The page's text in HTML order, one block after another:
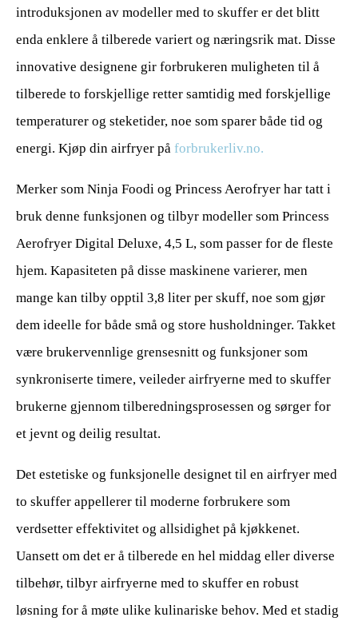
introduksjonen av modeller med to skuffer er det blitt
enda enklere å tilberede variert og næringsrik mat. Disse
innovative designene gir forbrukeren muligheten til å
tilberede to forskjellige retter samtidig med forskjellige
temperaturer og steketider, noe som sparer både tid og
energi. Kjøp din airfryer på forbrukerliv.no.
Merker som Ninja Foodi og Princess Aerofryer har tatt i
bruk denne funksjonen og tilbyr modeller som Princess
Aerofryer Digital Deluxe, 4,5 L, som passer for de fleste
hjem. Kapasiteten på disse maskinene varierer, men
mange kan tilby opptil 3,8 liter per skuff, noe som gjør
dem ideelle for både små og store husholdninger. Takket
være brukervennlige grensesnitt og funksjoner som
synkroniserte timere, veileder airfryerne med to skuffer
brukerne gjennom tilberedningsprosessen og sørger for
et jevnt og deilig resultat.
Det estetiske og funksjonelle designet til en airfryer med
to skuffer appellerer til moderne forbrukere som
verdsetter effektivitet og allsidighet på kjøkkenet.
Uansett om det er å tilberede en hel middag eller diverse
tilbehør, tilbyr airfryerne med to skuffer en robust
løsning for å møte ulike kulinariske behov. Med et stadig